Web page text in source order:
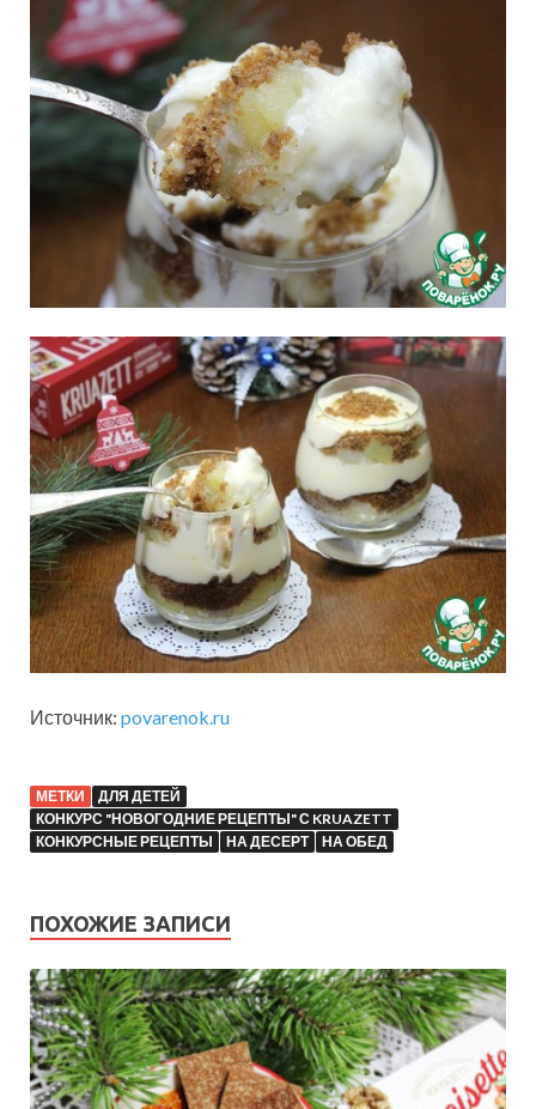
Источник: povarenok.ru
МЕТКИ
ДЛЯ ДЕТЕЙ
КОНКУРС "НОВОГОДНИЕ РЕЦЕПТЫ" С KRUAZETT
КОНКУРСНЫЕ РЕЦЕПТЫ
НА ДЕСЕРТ НА ОБЕД
ПОХОЖИЕ ЗАПИСИ